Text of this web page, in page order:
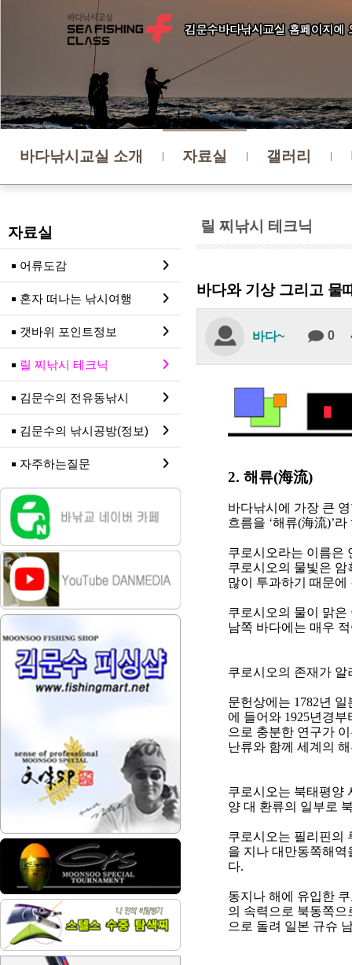
바다낚시교실 소개 자료실 갤러리
릴 찌낚시 테크닉
자료실
어류도감
혼자 떠나는 낚시여행
갯바위 포인트정보
릴 찌낚시 테크닉
김문수의 전유동낚시
김문수의 낚시공방(정보)
자주하는질문
바다와 기상 그리고 물
바다~ 0
2. 해류(海流)
바다낚시에 가장 큰
흐름을 ‘해류(海流)’라
쿠로시오라는 이름은
쿠로시오의 물빛은
많이 투과하기 때문
쿠로시오의 물이 맑
남쪽 바다에는 매우
쿠로시오의 존재가
문헌상에는 1782년
에 들어와 1925년경부
으로 충분한 연구가
난류와 함께 세계의
쿠로시오는 북태평양
양 대 환류의 일부로
쿠로시오는 필리핀의
을 지나 대만동쪽해
다.
동지나 해에 유입한
의 속력으로 북동쪽
으로 돌려 일본 규슈